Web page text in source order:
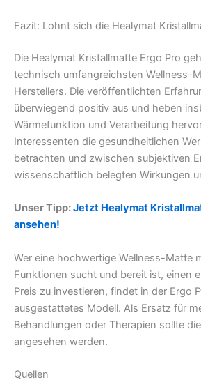
Fazit: Lohnt sich die Healymat
Die Healymat Kristallmatte Ergo Pro
technisch umfangreichsten Wellness-
Herstellers. Die veröffentlichten
überwiegend positiv aus und heben
Wärmefunktion und Verarbeitung
Interessenten die gesundheitlichen
betrachten und zwischen subjektiven
wissenschaftlich belegten Wirkungen
Unser Tipp:Jetzt Healymat
ansehen!
Wer eine hochwertige Wellness-Matte
Funktionen sucht und bereit ist, einen
Preis zu investieren, findet in der Ergo
ausgestattetes Modell. Als Ersatz für
Behandlungen oder Therapien sollte
angesehen werden.
Quellen